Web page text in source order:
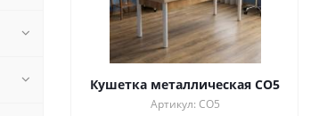
Кушетка металлическая СО5
Артикул: СО5